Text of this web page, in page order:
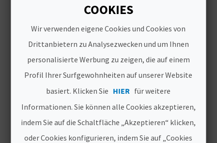
BRILLA TORREVIEJA FESTIVAL
7/8/2026 - 15/8/2026
Tragen Sie dieses kulturelle Ereignis in Ihren
COOKIES
Wir verwenden eigene Cookies und Cookies von
Drittanbietern zu Analysezwecken und um Ihnen
personalisierte Werbung zu zeigen, die auf einem
Profil Ihrer Surfgewohnheiten auf unserer Website
basiert. Klicken Sie HIER für weitere
Informationen. Sie können alle Cookies akzeptieren,
indem Sie auf die Schaltfläche „Akzeptieren“ klicken,
oder Cookies konfigurieren, indem Sie auf „Cookies